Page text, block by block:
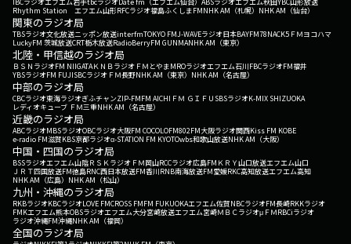
Rhythm Station エフエム山形RFCラジオ福島ふくしまFMNHK AM（札幌） NHK AM（仙台）
関東のラジオ局
TBSラジオ文化放送ニッポン放送interfmTOKYO FMJ-WAVEラジオ日本BAYFM78NACK5 ＦＭヨコハマ
LuckyFM 茨城放送CRT栃木放送RadioBerryFM GUNMANHK AM（東京）
北陸・甲信越のラジオ局
ＢＳＮラジオFM NIIGATAＫＮＢラジオ ＦＭとやまMROラジオエフエム石川FBCラジオFM福井
YBSラジオFM FUJISBCラジオ ＦＭ長野NHK AM（東京） NHK AM（名古屋）
中部のラジオ局
CBCラジオ東海ラジオぎふチャンZIP-FMFM AICHI ＦＭ ＧＩＦＵ SBSラジオK-MIX SHIZUOKA
レディオキューブ ＦＭ三重NHK AM（名古屋）
近畿のラジオ局
ABCラジオMBSラジオOBCラジオ大阪FM COCOLOFM802FM大阪ラジオ関西Kiss FM KOBE
e-radio FM滋賀KBS京都ラジオα-STATION FM KYOTOwbs和歌山放送NHK AM（大阪）
中国・四国のラジオ局
BSSラジオエフエム山陰ＲＳＫラジオ ＦＭ岡山RCCラジオ広島FM ＫＲＹ山口放送エフエム山口
ＪＲＴ四国放送FM徳島RNC西日本放送FM香川RNB南海放送FM愛媛RKC高知放送エフエム高知
NHK AM（広島） NHK AM（松山）
九州・沖縄のラジオ局
RKBラジオKBCラジオLOVE FMCROSS FMFM FUKUOKAエフエム佐賀NBCラジオFM長崎RKKラジオ
FMKエフエム熊本OBSラジオエフエム大分宮崎放送エフエム宮崎ＭＢＣラジオμＦＭRBCiラジオ
ラジオ沖縄FM沖縄NHK AM（福岡）
全国のラジオ局